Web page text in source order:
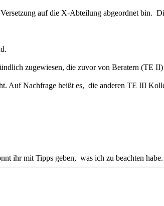
auf die X-Abteilung abgeordnet bin.
zugewiesen, die zuvor von Beratern (TE
Auf Nachfrage heißt es, die anderen TE III
ihr mit Tipps geben, was ich zu beachten habe.